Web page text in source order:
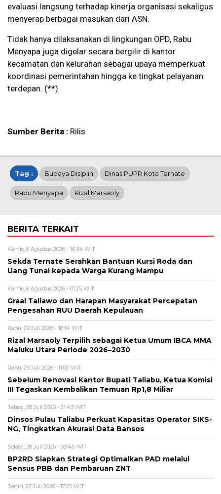
evaluasi langsung terhadap kinerja organisasi sekaligus
menyerap berbagai masukan dari ASN.
Tidak hanya dilaksanakan di lingkungan OPD, Rabu
Menyapa juga digelar secara bergilir di kantor
kecamatan dan kelurahan sebagai upaya memperkuat
koordinasi pemerintahan hingga ke tingkat pelayanan
terdepan. (**)
Sumber Berita : Rilis
Tag : Budaya Disiplin Dinas PUPR Kota Ternate
Rabu Menyapa Rizal Marsaoly
BERITA TERKAIT
Kamis, 6 Agustus 2026 - 16:34 WIT
Sekda Ternate Serahkan Bantuan Kursi Roda dan
Uang Tunai kepada Warga Kurang Mampu
Kamis, 6 Agustus 2026 - 01:25 WIT
Graal Taliawo dan Harapan Masyarakat Percepatan
Pengesahan RUU Daerah Kepulauan
Rabu, 29 Juli 2026 - 18:14 WIT
Rizal Marsaoly Terpilih sebagai Ketua Umum IBCA MMA
Maluku Utara Periode 2026–2030
Rabu, 29 Juli 2026 - 11:00 WIT
Sebelum Renovasi Kantor Bupati Taliabu, Ketua Komisi
III Tegaskan Kembalikan Temuan Rp1,8 Miliar
Selasa, 28 Juli 2026 - 21:43 WIT
Dinsos Pulau Taliabu Perkuat Kapasitas Operator SIKS-
NG, Tingkatkan Akurasi Data Bansos
Selasa, 28 Juli 2026 - 09:45 WIT
BP2RD Siapkan Strategi Optimalkan PAD melalui
Sensus PBB dan Pembaruan ZNT
Senin, 27 Juli 2026 - 17:25 WIT